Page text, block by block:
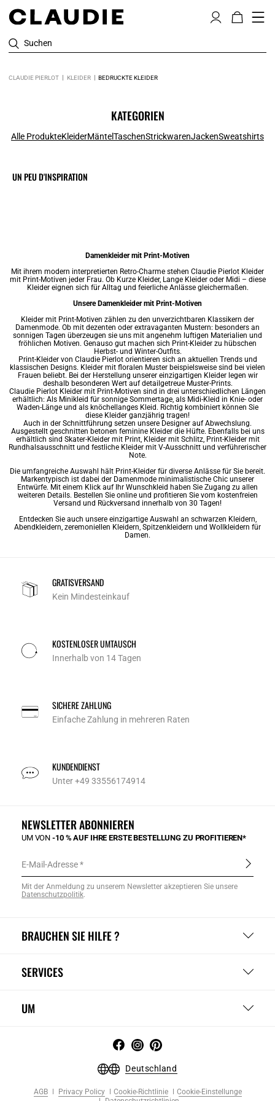
Suchen
CLAUDIE PIERLOT KLEIDER BEDRUCKTE KLEIDER
KATEGORIEN
Alle ProdukteKleiderMäntelTaschenStrickwarenJackenSweatshirts
UN PEU D'INSPIRATION
Damenkleider mit Print-Motiven
Mit ihrem modern interpretierten Retro-Charme stehen Claudie Pierlot Kleider
mit Print-Motiven jeder Frau. Ob Kurze Kleider, Lange Kleideroder Midi – diese
Kleider eignen sich für Alltag und feierliche Anlässe gleichermaßen.
Unsere Damenkleider mit Print-Motiven
Kleider mit Print-Motiven zählen zu den unverzichtbaren Klassikern der
Damenmode. Ob mit dezenten oder extravaganten Mustern: besonders an
sonnigen Tagen überzeugen sie uns mit angenehm luftigen Materialien und
fröhlichen Motiven. Genauso gut machen sich Print-Kleider zu hübschen
Herbst- und Winter-Outfits.
Print-Kleider von Claudie Pierlot orientieren sich an aktuellen Trends und
klassischen Designs. Kleider mit floralen Muster beispielsweise sind bei vielen
Frauen beliebt. Bei der Herstellung unserer einzigartigen Kleider legen wir
deshalb besonderen Wert auf detailgetreue Muster-Prints.
Claudie Pierlot Kleider mit Print-Motiven sind in drei unterschiedlichen Längen
erhältlich: Als Minikleid für sonnige Sommertage, als Midi-Kleid in Knie- oder
Waden-Länge und als knöchellanges Kleid. Richtig kombiniert können Sie
diese Kleider ganzjährig tragen!
Auch in der Schnittführung setzen unsere Designer auf Abwechslung.
Ausgestellt geschnitten betonen feminine Kleider die Hüfte. Ebenfalls bei uns
erhältlich sind Skater-Kleider mit Print, Kleider mit Schlitz, Print-Kleider mit
Rundhalsausschnitt und festliche Kleider mit V-Ausschnitt und verführerischer
Note.
Die umfangreiche Auswahl hält Print-Kleider für diverse Anlässe für Sie bereit.
Markentypisch ist dabei der Damenmode minimalistische Chic unserer
Entwürfe. Mit einem Klick auf Ihr Wunschkleid haben Sie Zugang zu allen
weiteren Details. Bestellen Sie online und profitieren Sie vom kostenfreien
Versand und Rückversand innerhalb von 30 Tagen!
Entdecken Sie auch unsere einzigartige Auswahl an schwarzen Kleidern,
Abendkleidern, zeremoniellen Kleidern, Spitzenkleidern und Wollkleidern für
Damen.
GRATISVERSAND
Kein Mindesteinkauf
KOSTENLOSER UMTAUSCH
Innerhalb von 14 Tagen
SICHERE ZAHLUNG
Einfache Zahlung in mehreren Raten
KUNDENDIENST
Unter +49 33556174914
BRAUCHEN SIE HILFE ?
SERVICES
UM
NEWSLETTER ABONNIEREN
UM VON-10 % AUF IHRE ERSTE BESTELLUNG ZU PROFITIEREN*
E-Mail-Adresse
Mit der Anmeldung zu unserem Newsletter akzeptieren Sie unsere
Datenschutzpolitik.
Deutschland
AGB Privacy Policy Cookie-Richtlinie
Cookie-Einstellunge